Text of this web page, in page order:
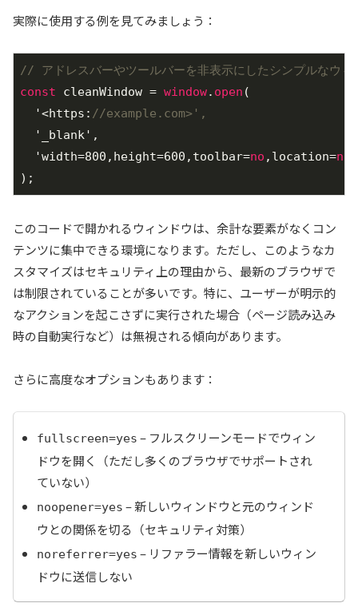
実際に使用する例を見てみましょう：
// アドレスバーやツールバーを非表示にしたシンプルなウィ
const cleanWindow = window. open (
  '<https:
//example.com>',
  '_blank',
  'width=800,height=600,toolbar=
no ,location=no
);
このコードで開かれるウィンドウは、余計な要素がなくコン
テンツに集中できる環境になります。ただし、このようなカ
スタマイズはセキュリティ上の理由から、最新のブラウザで
は制限されていることが多いです。特に、ユーザーが明示的
なアクションを起こさずに実行された場合（ページ読み込み
時の自動実行など）は無視される傾向があります。
さらに高度なオプションもあります：
fullscreen=yes – フルスクリーンモードでウィン
ドウを開く（ただし多くのブラウザでサポートされ
ていない）
noopener=yes – 新しいウィンドウと元のウィンド
ウとの関係を切る（セキュリティ対策）
noreferrer=yes – リファラー情報を新しいウィン
ドウに送信しない